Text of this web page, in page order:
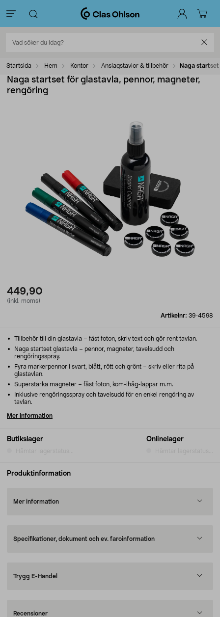
Startsida Hem Kontor Anslagstavlor & tillbehör Naga
Naga startset för glastavla, pennor, magneter,
rengöring
449,90
(inkl. moms)
Artikelnr: 39-4598
Butikslager Onlinelager
Tillbehör till din glastavla – fäst foton, skriv text och gör rent tavlan.
Naga startset glastavla – pennor, magneter, tavelsudd och
rengöringsspray.
Fyra markerpennor i svart, blått, rött och grönt – skriv eller rita på
glastavlan.
Superstarka magneter – fäst foton, kom-ihåg-lappar m.m.
Inklusive rengöringsspray och tavelsudd för en enkel rengöring av
tavlan.
Mer information
Produktinformation
Mer information
Specifikationer, dokument och ev. faroinformation
Trygg E-Handel
Recensioner